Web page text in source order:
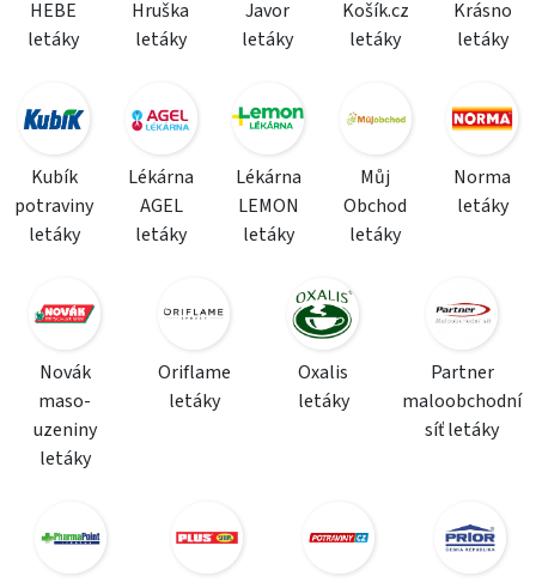
HEBE
letáky
Hruška
letáky
Javor
letáky
Košík.cz
letáky
Krásno
letáky
Kubík
potraviny
letáky
Lékárna
AGEL
letáky
Lékárna
LEMON
letáky
Můj
Obchod
letáky
Norma
letáky
Novák
maso-
uzeniny
letáky
Oriflame
letáky
Oxalis
letáky
Partner
maloobchodní
síť letáky